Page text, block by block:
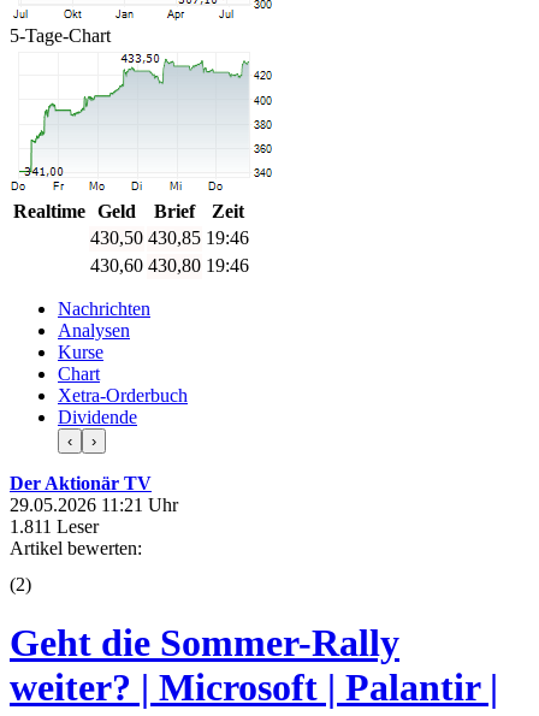
5-Tage-Chart
Realtime Geld Brief
Zeit
430,60 430,95 19:46
430,65 430,90 19:46
Nachrichten
Analysen
Kurse
Chart
Xetra-Orderbuch
Dividende
‹ ›
Der Aktionär TV
29.05.2026 11:21 Uhr
1.811 Leser
Artikel bewerten:
(2)
Geht die Sommer-Rally
weiter? | Microsoft | Palantir |